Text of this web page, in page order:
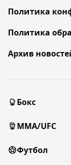
Политика
Политика
Архив
Бокс
MMA/UFC
Футбол